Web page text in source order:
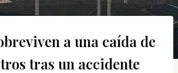
a una caída de
tras un accidente